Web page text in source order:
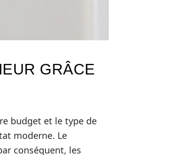
GRÂCE
budget et le type de
moderne. Le
conséquent, les